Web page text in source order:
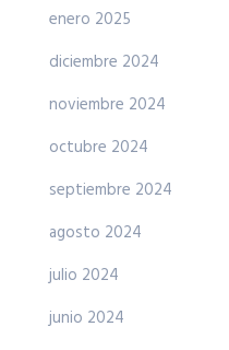
enero 2025
diciembre 2024
noviembre 2024
octubre 2024
septiembre 2024
agosto 2024
julio 2024
junio 2024